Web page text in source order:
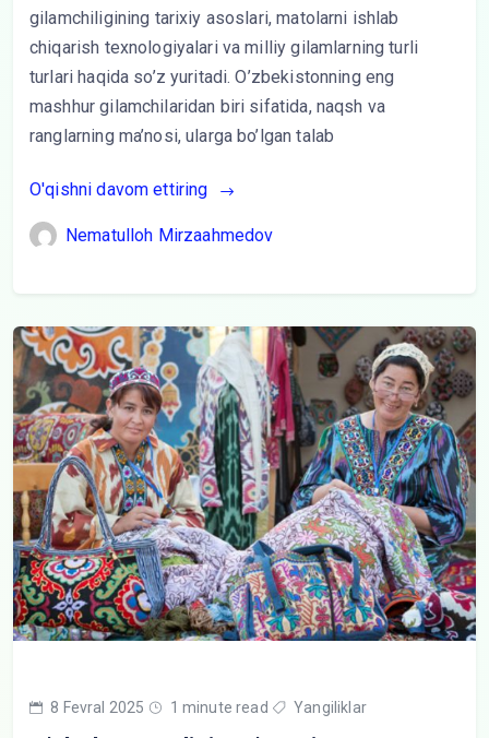
gilamchiligining tarixiy asoslari, matolarni ishlab
chiqarish texnologiyalari va milliy gilamlarning turli
turlari haqida so’z yuritadi. O’zbekistonning eng
mashhur gilamchilaridan biri sifatida, naqsh va
ranglarning ma’nosi, ularga bo’lgan talab
O'qishni davom ettiring
Nematulloh Mirzaahmedov
8 Fevral 2025 1 minute read Yangiliklar